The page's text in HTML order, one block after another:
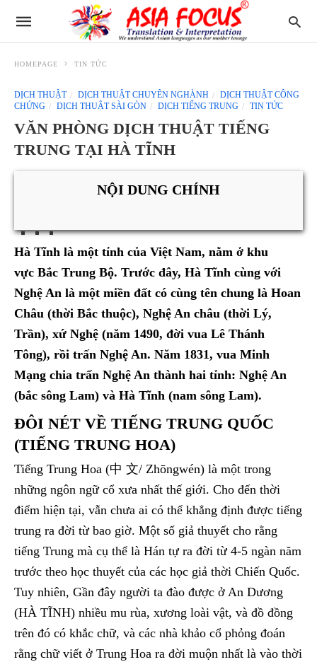
HOMEPAGE TIN TỨC
DỊCH THUẬT DỊCH THUẬT CHUYÊN NGHÀNH
DỊCH THUẬT CÔNG
CHỨNG
DỊCH THUẬT SÀI GÒN DỊCH TIẾNG TRUNG TIN TỨC
VĂN PHÒNG DỊCH THUẬT TIẾNG
TRUNG TẠI HÀ TĨNH
NỘI DUNG CHÍNH
Hà Tĩnh là một tỉnh của Việt Nam, nằm ở khu
vực Bắc Trung Bộ. Trước đây, Hà Tĩnh cùng với
Nghệ An là một miền đất có cùng tên chung là Hoan
Châu (thời Bắc thuộc), Nghệ An châu (thời Lý,
Trần), xứ Nghệ (năm 1490, đời vua Lê Thánh
Tông), rồi trấn Nghệ An. Năm 1831, vua Minh
Mạng chia trấn Nghệ An thành hai tỉnh: Nghệ An
(bắc sông Lam) và Hà Tĩnh (nam sông Lam).
ĐÔI NÉT VỀ TIẾNG TRUNG QUỐC
(TIẾNG TRUNG HOA)
Tiếng Trung Hoa (中 文/ Zhōngwén) là một trong
những ngôn ngữ cổ xưa nhất thế giới. Cho đến thời
điểm hiện tại, vẫn chưa ai có thể khẳng định được tiếng
trung ra đời từ bao giờ. Một số giả thuyết cho rằng
tiếng Trung mà cụ thể là Hán tự ra đời từ 4-5 ngàn năm
trước theo học thuyết của các học giả thời Chiến Quốc.
Tuy nhiên, Gần đây người ta đào được ở An Dương
(HÀ TĨNH) nhiều mu rùa, xương loài vật, và đồ đồng
trên đó có khắc chữ, và các nhà khảo cổ phỏng đoán
rằng chữ viết ở Trung Hoa ra đời muộn nhất là vào thời